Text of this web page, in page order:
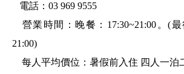
電話：03 969 9555
營業時間：晚餐：17:30~21:00。(
21:00)
每人平均價位：暑假前入住 四人一泊